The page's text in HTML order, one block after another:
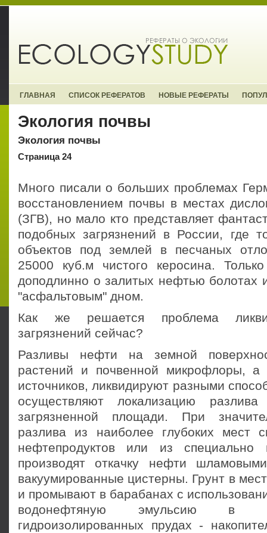
ГЛАВНАЯ СПИСОК РЕФЕРАТОВ НОВЫЕ РЕФЕРАТЫ
Экология почвы
Экология почвы
Страница 24
Много писали о больших проблемах
восстановлением почвы в местах
(ЗГВ), но мало кто представляет
подобных загрязнений в России, где
объектов под землей в песчаных
25000 куб.м чистого керосина.
доподлинно о залитых нефтью болотах
"асфальтовым" дном.
Как же решается проблема
загрязнений сейчас?
Разливы нефти на земной
растений и почвенной микрофлоры, а
источников, ликвидируют разными
осуществляют локализацию
загрязненной площади. При
разлива из наиболее глубоких мест
нефтепродуктов или из
производят откачку нефти
вакуумированные цистерны. Грунт в
и промывают в барабанах с
водонефтяную эмульсию в
гидроизолированных прудах -